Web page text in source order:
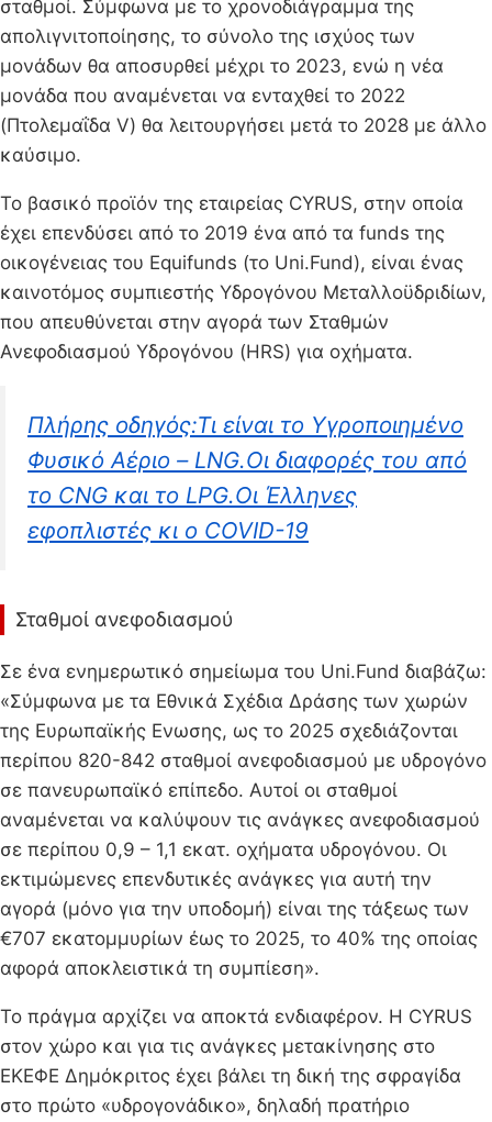
σταθμοί. Σύμφωνα με το χρονοδιάγραμμα της
απολιγνιτοποίησης, το σύνολο της ισχύος των
μονάδων θα αποσυρθεί μέχρι το 2023, ενώ η νέα
μονάδα που αναμένεται να ενταχθεί το 2022
(Πτολεμαΐδα V) θα λειτουργήσει μετά το 2028 με άλλο
καύσιμο.
To βασικό προϊόν της εταιρείας CYRUS, στην οποία
έχει επενδύσει από το 2019 ένα από τα funds της
οικογένειας του Equifunds (το Uni.Fund), είναι ένας
καινοτόμος συμπιεστής Υδρογόνου Μεταλλοϋδριδίων,
που απευθύνεται στην αγορά των Σταθμών
Ανεφοδιασμού Υδρογόνου (HRS) για οχήματα.
Πλήρης οδηγός:Τι είναι το Υγροποιημένο
Φυσικό Αέριο – LNG.Οι διαφορές του από
το CNG και το LPG.Οι Έλληνες
εφοπλιστές κι ο COVID-19
Σταθμοί ανεφοδιασμού
Σε ένα ενημερωτικό σημείωμα του Uni.Fund διαβάζω:
«Σύμφωνα με τα Εθνικά Σχέδια Δράσης των χωρών
της Ευρωπαϊκής Ενωσης, ως το 2025 σχεδιάζονται
περίπου 820-842 σταθμοί ανεφοδιασμού με υδρογόνο
σε πανευρωπαϊκό επίπεδο. Αυτοί οι σταθμοί
αναμένεται να καλύψουν τις ανάγκες ανεφοδιασμού
σε περίπου 0,9 – 1,1 εκατ. οχήματα υδρογόνου. Οι
εκτιμώμενες επενδυτικές ανάγκες για αυτή την
αγορά (μόνο για την υποδομή) είναι της τάξεως των
€707 εκατομμυρίων έως το 2025, το 40% της οποίας
αφορά αποκλειστικά τη συμπίεση».
Το πράγμα αρχίζει να αποκτά ενδιαφέρον. H CYRUS
στον χώρο και για τις ανάγκες μετακίνησης στο
ΕΚΕΦΕ Δημόκριτος έχει βάλει τη δική της σφραγίδα
στο πρώτο «υδρογονάδικο», δηλαδή πρατήριο